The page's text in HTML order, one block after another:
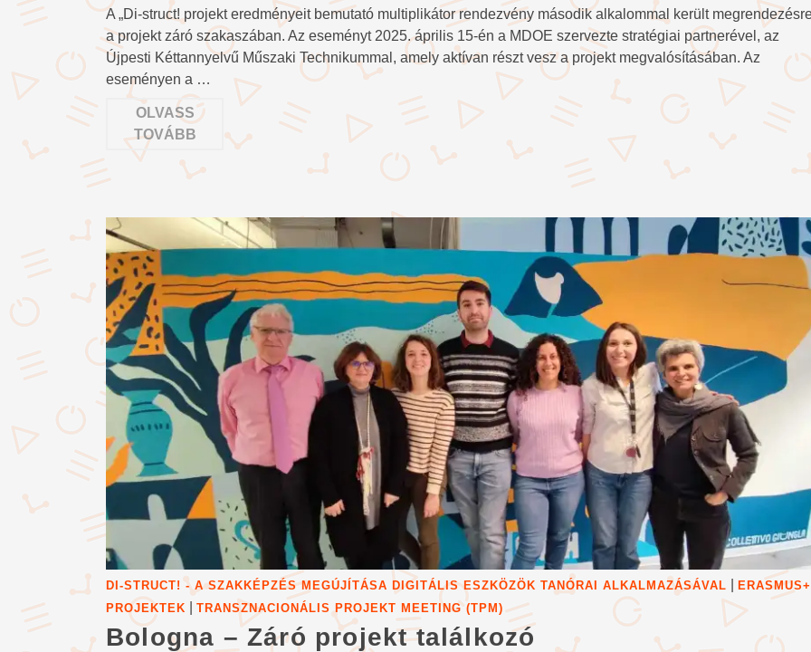
A „Di-struct! projekt eredményeit bemutató multiplikátor rendezvény második alkalommal került
a projekt záró szakaszában. Az eseményt 2025. április 15-én a MDOE szervezte stratégiai partnerével, az
Újpesti Kéttannyelvű Műszaki Technikummal, amely aktívan részt vesz a projekt megvalósításában. Az
eseményen a …
OLVASS
TOVÁBB
DI-STRUCT! - A SZAKKÉPZÉS MEGÚJÍTÁSA DIGITÁLIS ESZKÖZÖK TANÓRAI ALKALMAZÁSÁVAL
ERASMUS+
PROJEKTEK
TRANSZNACIONÁLIS PROJEKT MEETING (TPM)
Bologna – Záró projekt találkozó